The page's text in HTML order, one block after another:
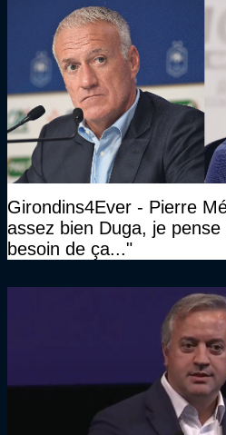
Girondins4Ever - Pierre
assez bien Duga, je pense
besoin de ça..."